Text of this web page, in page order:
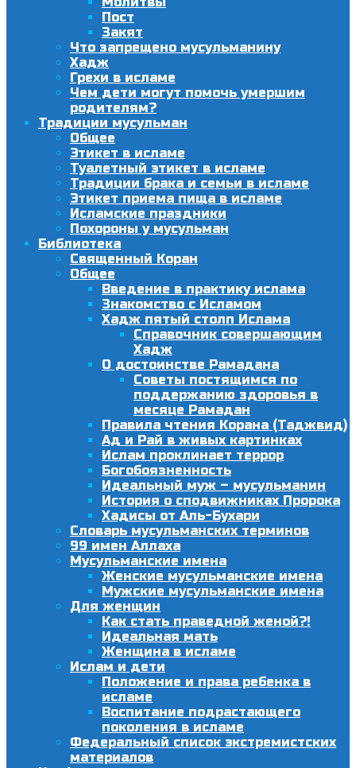
Пост
Закят
Что запрещено мусульманину
Хадж
Грехи в исламе
Чем дети могут помочь умершим
родителям?
Традиции мусульман
Общее
Этикет в исламе
Туалетный этикет в исламе
Традиции брака и семьи в исламе
Этикет приема пища в исламе
Исламские праздники
Похороны у мусульман
Библиотека
Священный Коран
Общее
Введение в практику ислама
Знакомство с Исламом
Хадж пятый столп Ислама
Справочник совершающим
Хадж
О достоинстве Рамадана
Советы постящимся по
поддержанию здоровья в
месяце Рамадан
Правила чтения Корана (Таджвид)
Ад и Рай в живых картинках
Ислам проклинает террор
Богобоязненность
Идеальный муж – мусульманин
История о сподвижниках Пророка
Хадисы от Аль-Бухари
Словарь мусульманских терминов
99 имен Аллаха
Мусульманские имена
Женские мусульманские имена
Мужские мусульманские имена
Для женщин
Как стать праведной женой?!
Идеальная мать
Женщина в исламе
Ислам и дети
Положение и права ребенка в
исламе
Воспитание подрастающего
поколения в исламе
Федеральный список экстремистских
материалов